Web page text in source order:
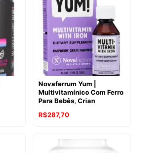
Novaferrum Yum |
Multivitamínico Com Ferro
Para Bebês, Crian
R$287,70